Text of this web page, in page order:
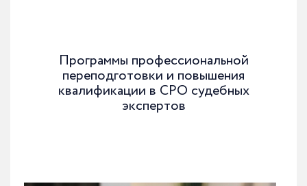
Программы профессиональной
переподготовки и повышения
квалификации в СРО судебных
экспертов